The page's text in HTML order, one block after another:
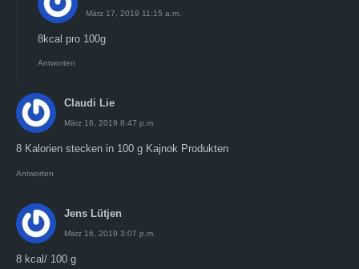
März 17, 2019 11:15 a.m.
8kcal pro 100g
Antworten
Claudi Lie
März 16, 2019 8:47 p.m.
8 Kalorien stecken in 100 g Kajnok Produkten
Antworten
Jens Lütjen
März 16, 2019 3:07 p.m.
8 kcal/ 100 g